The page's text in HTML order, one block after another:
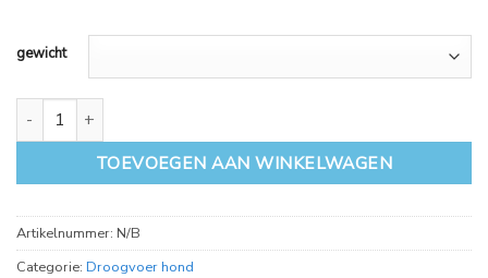
gewicht
Riverwood puppy - Kalkoen & Eend met Fazant aantal
TOEVOEGEN AAN WINKELWAGEN
Artikelnummer: N/B
Categorie: Droogvoer hond